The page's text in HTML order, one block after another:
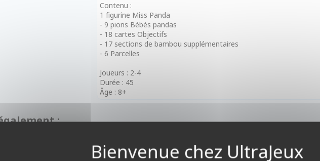
Contenu :
1 figurine Miss Panda
- 9 pions Bébés pandas
- 18 cartes Objectifs
- 17 sections de bambou supplémentaires
- 6 Parcelles
Joueurs : 2-4
Durée : 45
Âge : 8+
:
STRATÉGIE
Five Tribes: Les Djinns De Naqala